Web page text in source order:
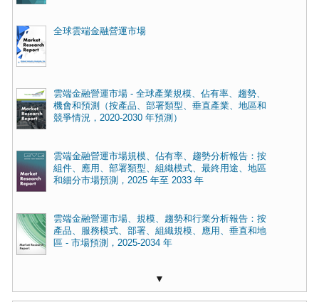
全球雲端金融營運市場
雲端金融營運市場 - 全球產業規模、佔有率、趨勢、
機會和預測（按產品、部署類型、垂直產業、地區和
競爭情況，2020-2030 年預測）
雲端金融營運市場規模、佔有率、趨勢分析報告：按
組件、應用、部署類型、組織模式、最終用途、地區
和細分市場預測，2025 年至 2033 年
雲端金融營運市場、規模、趨勢和行業分析報告：按
產品、服務模式、部署、組織規模、應用、垂直和地
區 - 市場預測，2025-2034 年
▼